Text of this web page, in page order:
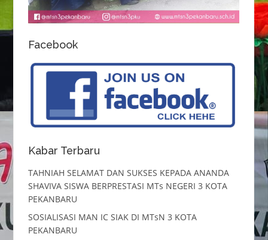
Facebook
Kabar Terbaru
TAHNIAH SELAMAT DAN SUKSES KEPADA ANANDA
SHAVIVA SISWA BERPRESTASI MTs NEGERI 3 KOTA
PEKANBARU
SOSIALISASI MAN IC SIAK DI MTsN 3 KOTA
PEKANBARU